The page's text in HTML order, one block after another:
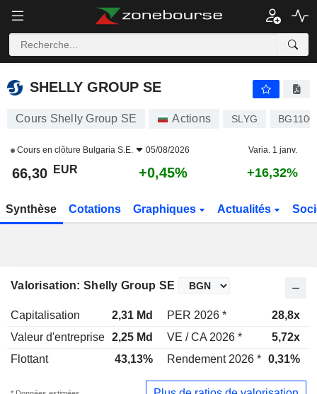
SHELLY GROUP SE
SHELLY GROUP SE
Cours Shelly Group SE Actions SLYG
Cours en clôture Bulgaria S.E. 05/08/2026 Varia. 1 janv.
66,30 EUR +0,45% +16,32%
Synthèse Cotations Graphiques Actualités
Valorisation: Shelly Group SE
Capitalisation 2,31 Md PER 2026 * 28,8x
Valeur d'entreprise 2,25 Md VE / CA 2026 * 5,72x
Flottant
43,13% Rendement 2026 * 0,31%